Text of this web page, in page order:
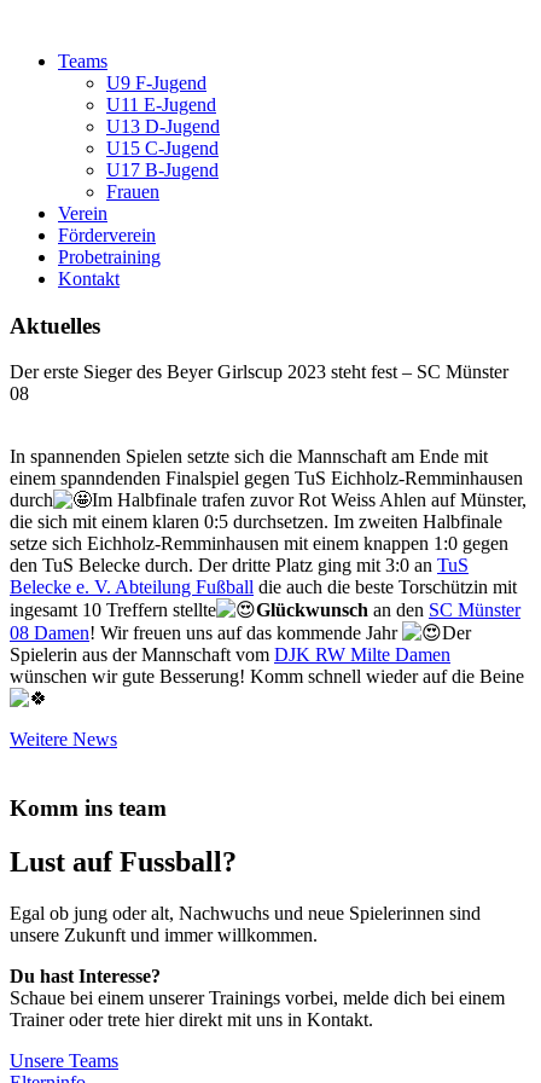
Teams
U9 F-Jugend
U11 E-Jugend
U13 D-Jugend
U15 C-Jugend
U17 B-Jugend
Frauen
Verein
Förderverein
Probetraining
Kontakt
Aktuelles
Der erste Sieger des Beyer Girlscup 2023 steht fest – SC Münster
08
In spannenden Spielen setzte sich die Mannschaft am Ende mit
einem spanndenden Finalspiel gegen TuS Eichholz-Remminhausen
durch
Im Halbfinale trafen zuvor Rot Weiss Ahlen auf Münster,
die sich mit einem klaren 0:5 durchsetzen. Im zweiten Halbfinale
setze sich Eichholz-Remminhausen mit einem knappen 1:0 gegen
den TuS Belecke durch. Der dritte Platz ging mit 3:0 an TuS
Belecke e. V. Abteilung Fußball die auch die beste Torschützin mit
ingesamt 10 Treffern stellte
Glückwunsch an den SC Münster
08 Damen! Wir freuen uns auf das kommende Jahr
Der
Spielerin aus der Mannschaft vom DJK RW Milte Damen
wünschen wir gute Besserung! Komm schnell wieder auf die Beine
Weitere News
Komm ins team
Lust auf Fussball?
Egal ob jung oder alt, Nachwuchs und neue Spielerinnen sind
unsere Zukunft und immer willkommen.
Du hast Interesse?
Schaue bei einem unserer Trainings vorbei, melde dich bei einem
Trainer oder trete hier direkt mit uns in Kontakt.
Unsere Teams